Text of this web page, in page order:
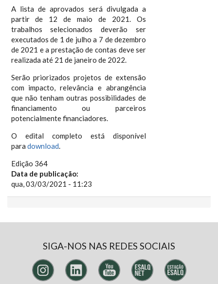
A lista de aprovados será divulgada a
partir de 12 de maio de 2021. Os
trabalhos selecionados deverão ser
executados de 1 de julho a 7 de dezembro
de 2021 e a prestação de contas deve ser
realizada até 21 de janeiro de 2022.
Serão priorizados projetos de extensão
com impacto, relevância e abrangência
que não tenham outras possibilidades de
financiamento ou parceiros
potencialmente financiadores.
O edital completo está disponível
para download.
Edição 364
Data de publicação:
qua, 03/03/2021 - 11:23
SIGA-NOS NAS REDES SOCIAIS